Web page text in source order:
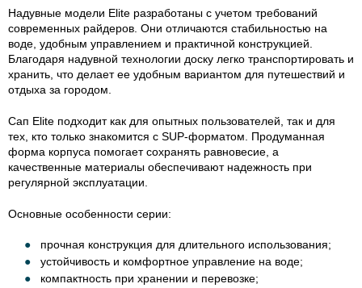
Надувные модели Elite разработаны с учетом требований
современных райдеров. Они отличаются стабильностью на
воде, удобным управлением и практичной конструкцией.
Благодаря надувной технологии доску легко транспортировать и
хранить, что делает ее удобным вариантом для путешествий и
отдыха за городом.
Сап Elite подходит как для опытных пользователей, так и для
тех, кто только знакомится с SUP-форматом. Продуманная
форма корпуса помогает сохранять равновесие, а
качественные материалы обеспечивают надежность при
регулярной эксплуатации.
Основные особенности серии:
прочная конструкция для длительного использования;
устойчивость и комфортное управление на воде;
компактность при хранении и перевозке;